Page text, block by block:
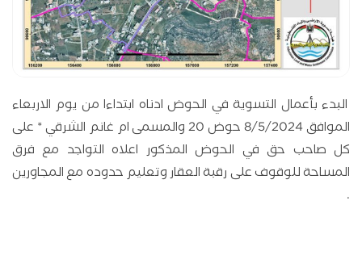
البدء بأعمال التسوية في الحوض ادناه ابتداءا من يوم الاربعاء
الموافق 8/5/2024 حوض 20 والمسمى ام غانم الشرقي * على
كل صاحب حق في الحوض المذكور اعلاه التواجد مع فرق
المساحة للوقوف على رقبة العقار وتعليم حدوده مع المجاورين
.